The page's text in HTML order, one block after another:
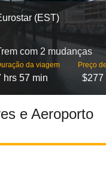
(EST)
com 2 mudanças
da viagem
hrs 57 min
Preço
$277
e Aeroporto